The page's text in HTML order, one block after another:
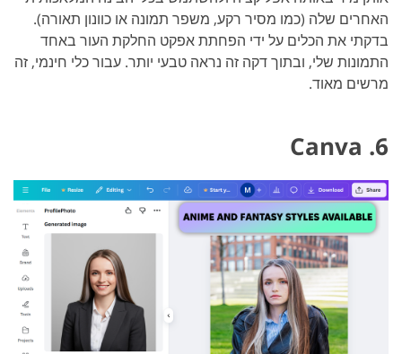
האחרים שלה (כמו מסיר רקע, משפר תמונה או כוונון תאורה).
בדקתי את הכלים על ידי הפחתת אפקט החלקת העור באחד
התמונות שלי, ובתוך דקה זה נראה טבעי יותר. עבור כלי חינמי, זה
מרשים מאוד.
6. Canva